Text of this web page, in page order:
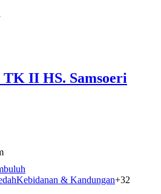
TK II HS. Samsoeri
Kebidanan & Kandungan+32